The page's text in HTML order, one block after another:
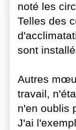
noté les
Telles des
sont
Autres
travail,
n'en oublis
J'ai